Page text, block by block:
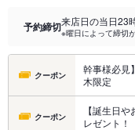
予約締切来店日の当日23
※曜日によって締切
クーポン
幹事様必見
木限定
クーポン
【誕生日
レゼント！